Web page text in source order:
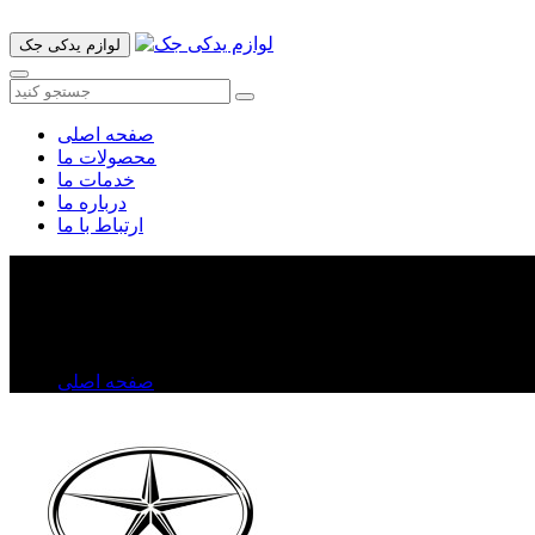
لوازم یدکی جک
صفحه اصلی
محصولات ما
خدمات ما
درباره ما
ارتباط با ما
صفحه اصلی